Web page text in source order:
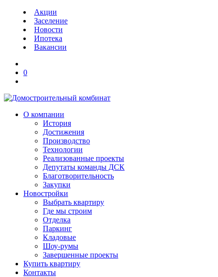
Акции
Заселение
Новости
Ипотека
Вакансии
0
О компании
История
Достижения
Производство
Технологии
Реализованные проекты
Депутаты команды ДСК
Благотворительность
Закупки
Новостройки
Выбрать квартиру
Где мы строим
Отделка
Паркинг
Кладовые
Шоу-румы
Завершенные проекты
Купить квартиру
Контакты